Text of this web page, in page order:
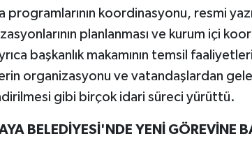
programlarının koordinasyonu, resmi
planlanması ve kurum içi
başkanlık makamının temsil
organizasyonu ve vatandaşlardan
gibi birçok idari süreci yürüttü.
BELEDİYESİ'NDE YENİ GÖREVİNE